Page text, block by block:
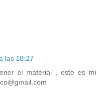
las 18:27
el material , este es mi